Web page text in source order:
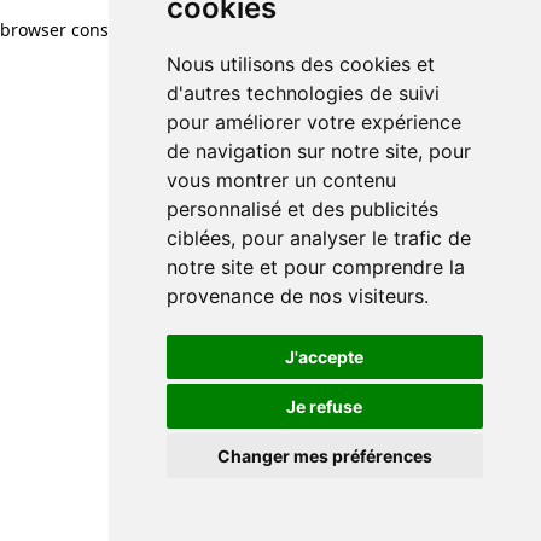
cookies
Nous utilisons des cookies et
d'autres technologies de suivi
pour améliorer votre expérience
de navigation sur notre site, pour
vous montrer un contenu
personnalisé et des publicités
ciblées, pour analyser le trafic de
notre site et pour comprendre la
provenance de nos visiteurs.
J'accepte
Je refuse
Changer mes préférences
browser console for more information)